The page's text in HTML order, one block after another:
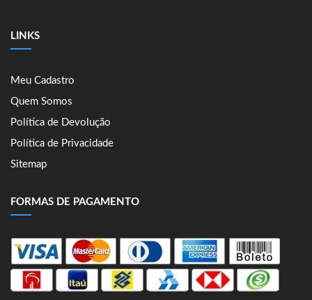
LINKS
Meu Cadastro
Quem Somos
Política de Devolução
Política de Privacidade
Sitemap
FORMAS DE PAGAMENTO